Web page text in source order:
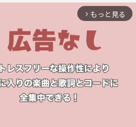
arrow_forward_ios もっと見る